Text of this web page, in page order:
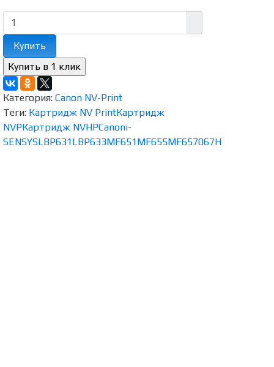
Купить
Категория: Canon NV-Print
Теги: Картридж NV PrintКартридж
NVPКартридж NVHPCanoni-
SENSYSLBP631LBP633MF651MF655MF657067H